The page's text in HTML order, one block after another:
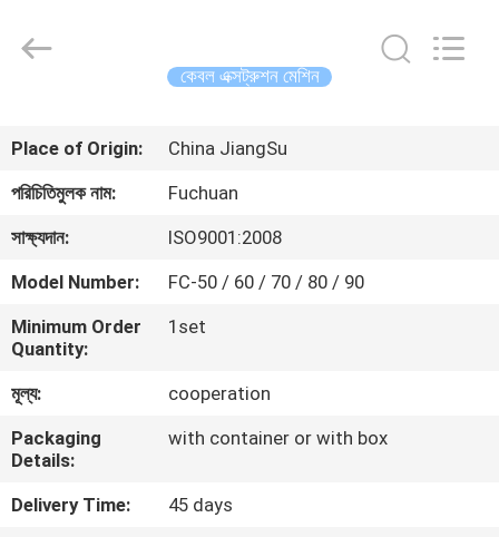
পণ্য
ভিআর
আমাদের
and
Mechanical
কেবল এক্সট্রুশন মেশিন
Place of Origin:
China JiangSu
পরিচিতিমুলক নাম:
Fuchuan
সাক্ষ্যদান:
ISO9001:2008
Model Number:
FC-50 / 60 / 70 / 80 / 90
Minimum Order
Quantity:
1set
মূল্য:
cooperation
Packaging
Details:
with container or with box
Delivery Time:
45 days